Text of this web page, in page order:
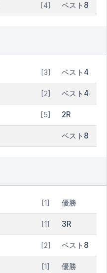
[4] ベスト8
[3] ベスト4
[2] ベスト4
[5] 2R
ベスト8
[1] 優勝
[1] 3R
[2] ベスト8
[1] 優勝